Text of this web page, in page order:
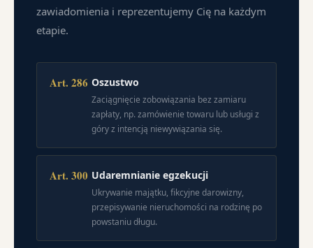
zawiadomienia i reprezentujemy Cię na każdym
etapie.
Art. 286 Oszustwo
Zaciągnięcie zobowiązania bez zamiaru
zapłaty, np. zamówienie towaru lub usługi z
góry z intencją niewywiązania się.
Art. 300 Udaremnianie egzekucji
Ukrywanie majątku, fikcyjne darowizny,
przepisywanie nieruchomości na rodzinę po
powstaniu długu.